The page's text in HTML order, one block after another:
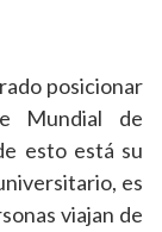
posicionar
Mundial de
esto está su
es
viajan de